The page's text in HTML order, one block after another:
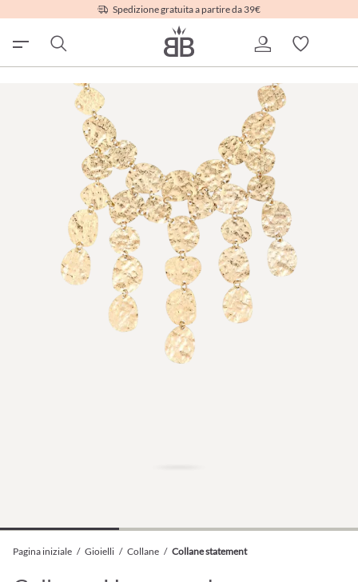
Spedizione gratuita a partire da 39€
Pagina iniziale / Gioielli / Collane / Collane statement